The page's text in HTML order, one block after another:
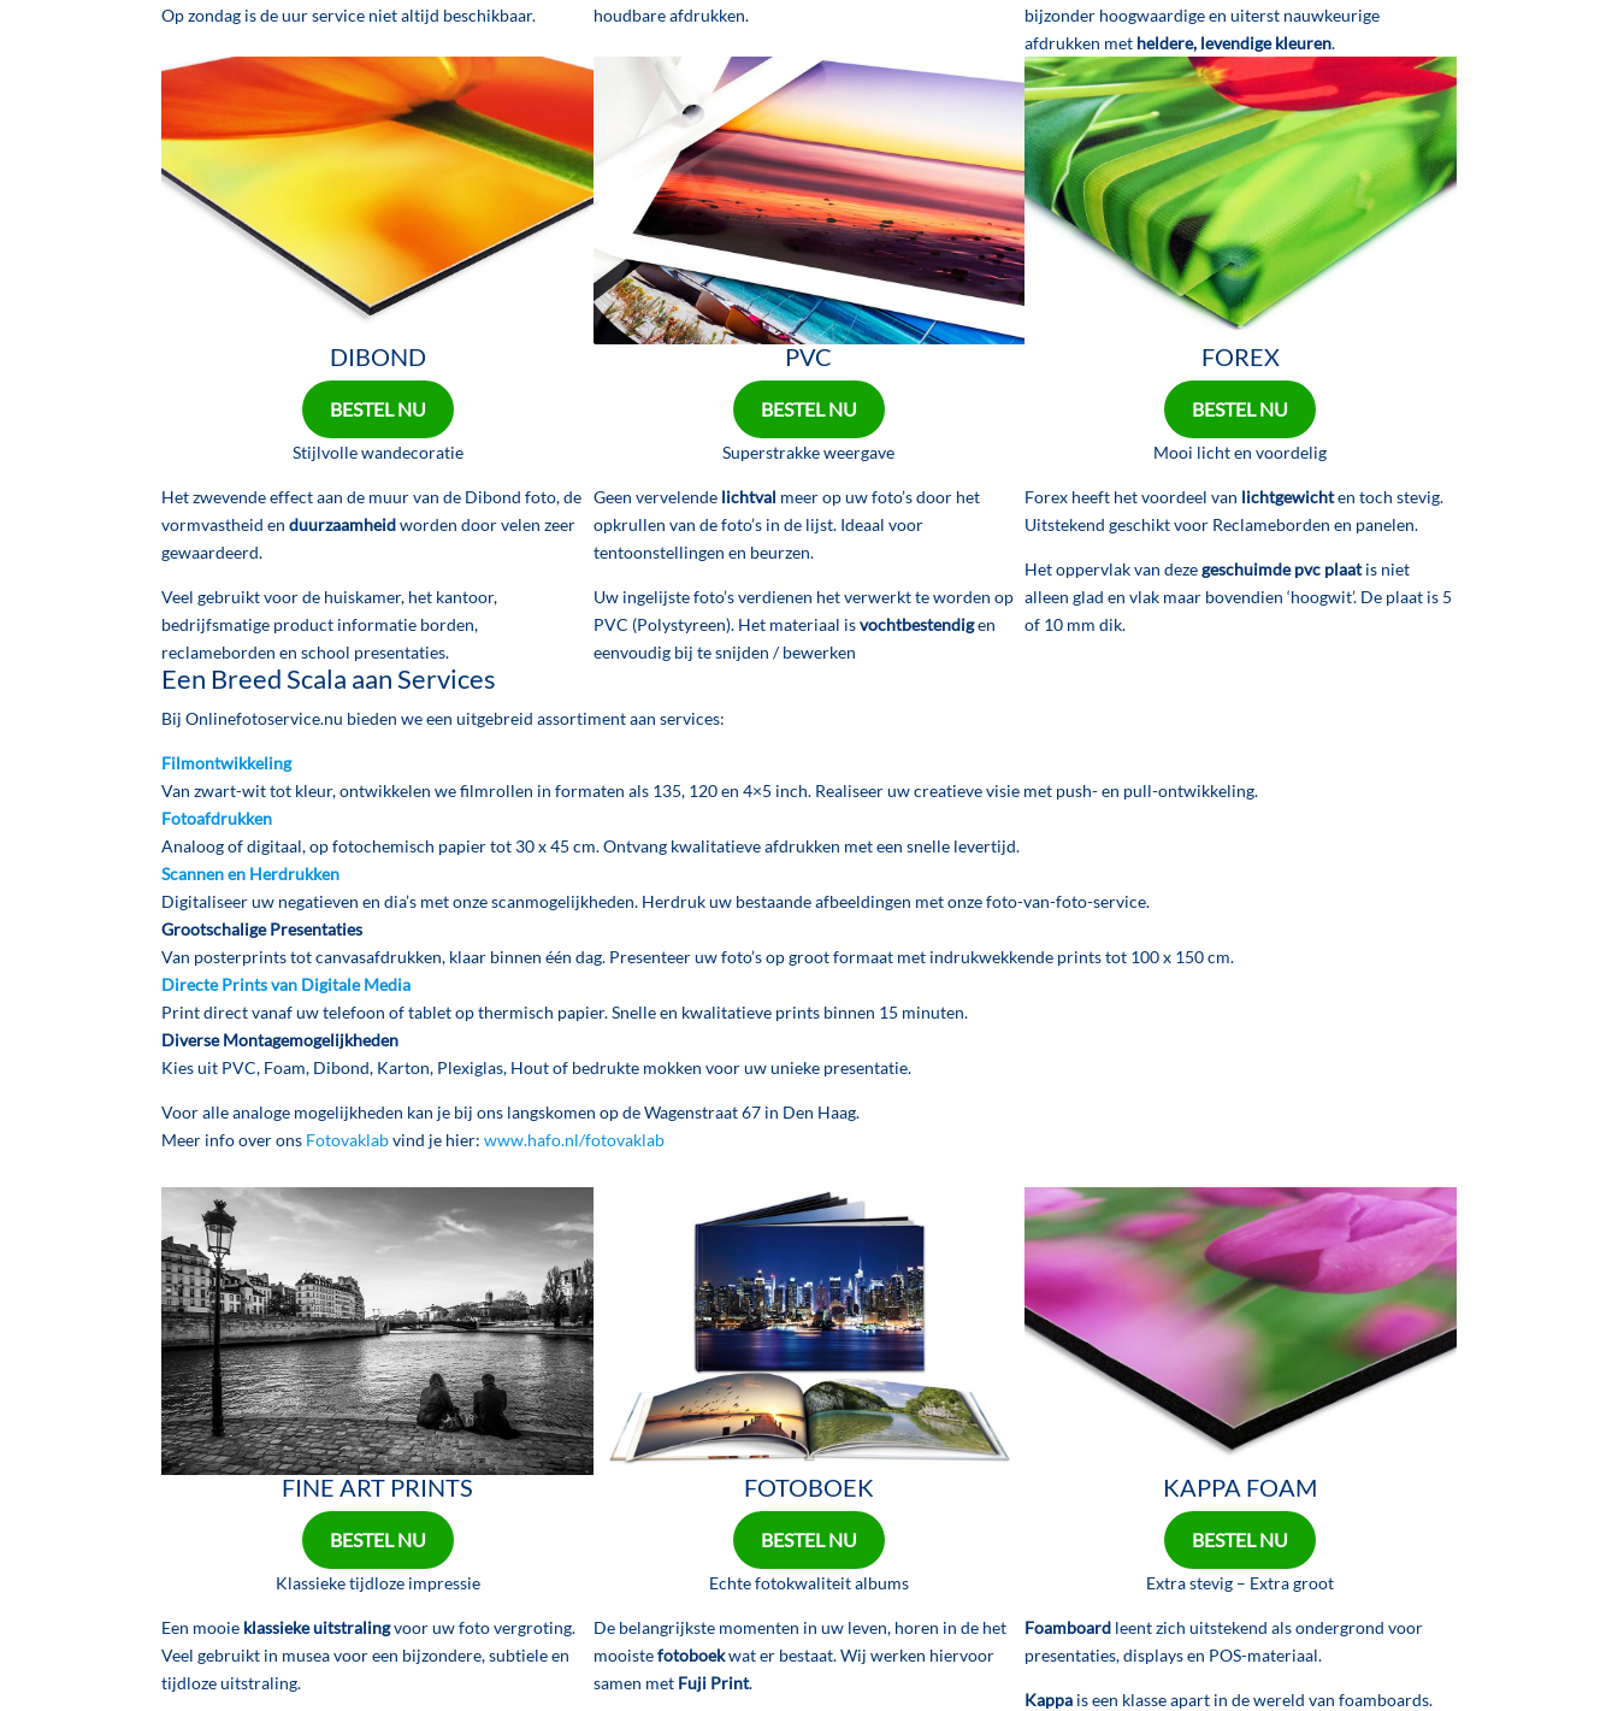
Op zondag is de uur service niet altijd beschikbaar.
houdbare afdrukken.
bijzonder hoogwaardige en uiterst nauwkeurige
afdrukken met heldere, levendige kleuren.
DIBOND
BESTEL NU
Stijlvolle wandecoratie
Het zwevende effect aan de muur van de Dibond foto, de
vormvastheid enduurzaamheidworden door velen zeer
gewaardeerd.
Veel gebruikt voor de huiskamer, het kantoor,
bedrijfsmatige product informatie borden,
reclameborden en school presentaties.
PVC
BESTEL NU
Superstrakke weergave
Geen vervelende lichtval meer op uw foto’s door het
opkrullen van de foto’s in de lijst. Ideaal voor
tentoonstellingen en beurzen.
Uw ingelijste foto’s verdienen het verwerkt te worden op
PVC (Polystyreen). Het materiaal isvochtbestendigen
eenvoudig bij te snijden / bewerken
FOREX
BESTEL NU
Mooi licht en voordelig
Forex heeft het voordeel van lichtgewichten toch stevig.
Uitstekend geschikt voor Reclameborden en panelen.
Het oppervlak van dezegeschuimde pvc plaatis niet
alleen glad en vlak maar bovendien ‘hoogwit’. De plaat is 5
of 10 mm dik.
Een Breed Scala aan Services
Bij Onlinefotoservice.nu bieden we een uitgebreid assortiment aan services:
Filmontwikkeling
Van zwart-wit tot kleur, ontwikkelen we filmrollen in formaten als 135, 120 en 4×5 inch. Realiseer uw creatieve visie met push- en pull-ontwikkeling.
Fotoafdrukken
Analoog of digitaal, op fotochemisch papier tot 30 x 45 cm. Ontvang kwalitatieve afdrukken met een snelle levertijd.
Scannen en Herdrukken
Digitaliseer uw negatieven en dia’s met onze scanmogelijkheden. Herdruk uw bestaande afbeeldingen met onze foto-van-foto-service.
Grootschalige Presentaties
Van posterprints tot canvasafdrukken, klaar binnen één dag. Presenteer uw foto’s op groot formaat met indrukwekkende prints tot 100 x 150 cm.
Directe Prints van Digitale Media
Print direct vanaf uw telefoon of tablet op thermisch papier. Snelle en kwalitatieve prints binnen 15 minuten.
Diverse Montagemogelijkheden
Kies uit PVC, Foam, Dibond, Karton, Plexiglas, Hout of bedrukte mokken voor uw unieke presentatie.
Voor alle analoge mogelijkheden kan je bij ons langskomen op de Wagenstraat 67 in Den Haag.
Meer info over ons Fotovaklabvind je hier:www.hafo.nl/fotovaklab
FINE ART PRINTS
BESTEL NU
Klassieke tijdloze impressie
Een mooie klassieke uitstralingvoor uw foto vergroting.
Veel gebruikt in musea voor een bijzondere, subtiele en
tijdloze uitstraling.
FOTOBOEK
BESTEL NU
Echte fotokwaliteit albums
De belangrijkste momenten in uw leven, horen in de het
mooistefotoboekwat er bestaat. Wij werken hiervoor
samen met Fuji Print.
KAPPA FOAM
BESTEL NU
Extra stevig – Extra groot
Foamboard leent zich uitstekend als ondergrond voor
presentaties, displays en POS-materiaal.
Kappa is een klasse apart in de wereld van foamboards.